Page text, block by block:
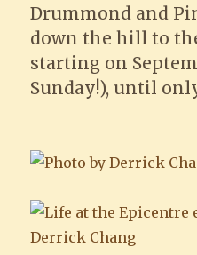
Drummond and
down the hill to
starting on
Sunday!), until